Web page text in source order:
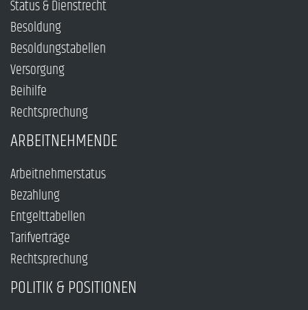
Status & Dienstrecht
Besoldung
Besoldungstabellen
Versorgung
Beihilfe
Rechtsprechung
ARBEITNEHMENDE
Arbeitnehmerstatus
Bezahlung
Entgelttabellen
Tarifverträge
Rechtsprechung
POLITIK & POSITIONEN